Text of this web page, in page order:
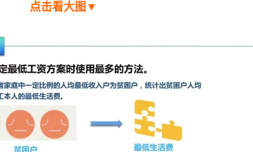
点击看大图▼